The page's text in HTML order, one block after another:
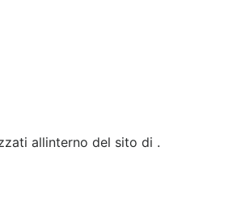
allinterno del sito di .